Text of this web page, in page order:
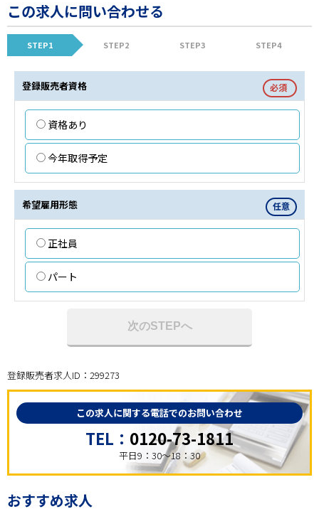
この求人に問い合わせる
STEP1 STEP2 STEP3 STEP4
登録販売者資格 必須
資格あり
今年取得予定
希望雇用形態 任意
正社員
パート
次のSTEPへ
登録販売者求人ID：299273
この求人に関する電話でのお問い合わせ
TEL： 0120-73-1811
平日9：30～18：30
おすすめ求人